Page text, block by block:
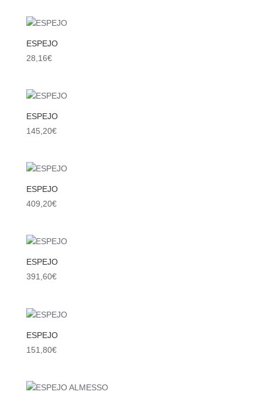
ESPEJO
28,16€
ESPEJO
145,20€
ESPEJO
409,20€
ESPEJO
391,60€
ESPEJO
151,80€